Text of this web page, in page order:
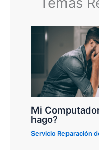
Mi
hago?
Servicio Reparación